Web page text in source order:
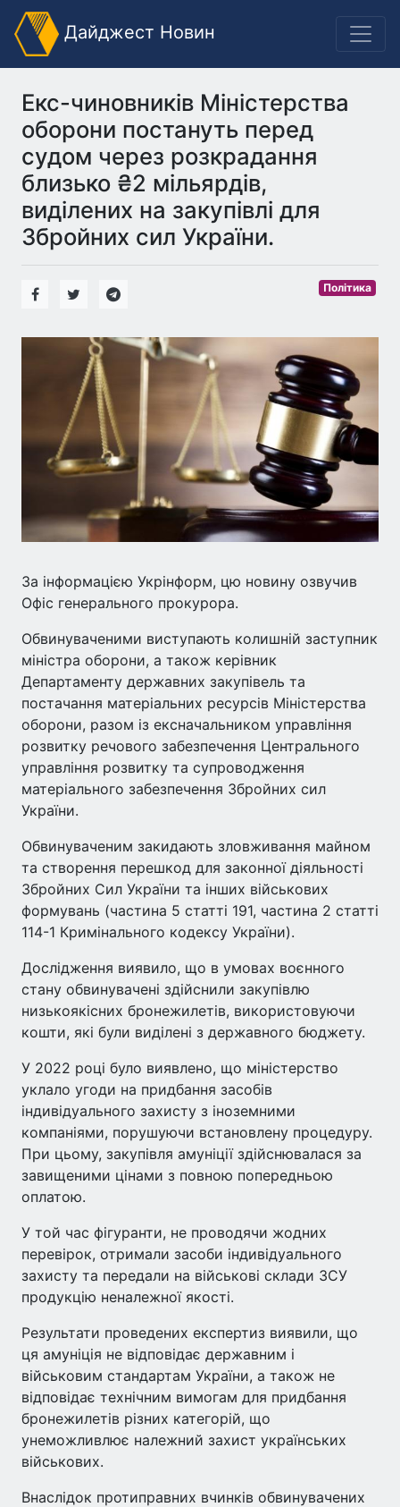
Дайджест Новин
Екс-чиновників Міністерства
оборони постануть перед
судом через розкрадання
близько ₴2 мільярдів,
виділених на закупівлі для
Збройних сил України.
Політика
За інформацією Укрінформ, цю новину озвучив
Офіс генерального прокурора.
Обвинуваченими виступають колишній заступник
міністра оборони, а також керівник
Департаменту державних закупівель та
постачання матеріальних ресурсів Міністерства
оборони, разом із ексначальником управління
розвитку речового забезпечення Центрального
управління розвитку та супроводження
матеріального забезпечення Збройних сил
України.
Обвинуваченим закидають зловживання майном
та створення перешкод для законної діяльності
Збройних Сил України та інших військових
формувань (частина 5 статті 191, частина 2 статті
114-1 Кримінального кодексу України).
Дослідження виявило, що в умовах воєнного
стану обвинувачені здійснили закупівлю
низькоякісних бронежилетів, використовуючи
кошти, які були виділені з державного бюджету.
У 2022 році було виявлено, що міністерство
уклало угоди на придбання засобів
індивідуального захисту з іноземними
компаніями, порушуючи встановлену процедуру.
При цьому, закупівля амуніції здійснювалася за
завищеними цінами з повною попередньою
оплатою.
У той час фігуранти, не проводячи жодних
перевірок, отримали засоби індивідуального
захисту та передали на військові склади ЗСУ
продукцію неналежної якості.
Результати проведених експертиз виявили, що
ця амуніція не відповідає державним і
військовим стандартам України, а також не
відповідає технічним вимогам для придбання
бронежилетів різних категорій, що
унеможливлює належний захист українських
військових.
Внаслідок протиправних вчинків обвинувачених